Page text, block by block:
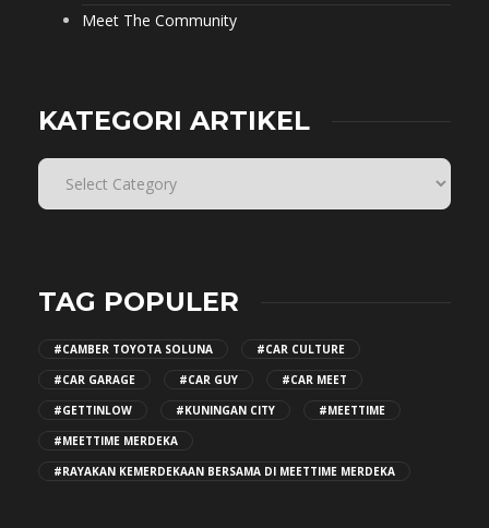
Meet The Community
KATEGORI ARTIKEL
TAG POPULER
#CAMBER TOYOTA SOLUNA
#CAR CULTURE
#CAR GARAGE
#CAR GUY
#CAR MEET
#GETTINLOW
#KUNINGAN CITY
#MEETTIME
#MEETTIME MERDEKA
#RAYAKAN KEMERDEKAAN BERSAMA DI MEETTIME MERDEKA